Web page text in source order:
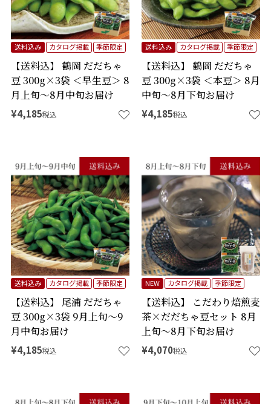
【送料込】 鶴岡 だだちゃ
豆 300g×3袋 ＜早生豆＞ 8
月上旬～8月中旬お届け
送料込み カタログ掲載 季節限定
¥4,185税込
【送料込】 鶴岡 だだちゃ
豆 300g×3袋 ＜本豆＞ 8月
中旬～8月下旬お届け
送料込み カタログ掲載 季節限定
¥4,185税込
【送料込】 尾浦 だだちゃ
豆 300g×3袋 9月上旬～9
月中旬お届け
送料込み カタログ掲載 季節限定
¥4,185税込
【送料込】 こだわり焙煎麦
茶×だだちゃ豆セット 8月
上旬～8月下旬お届け
NEW カタログ掲載 季節限定
¥4,070税込